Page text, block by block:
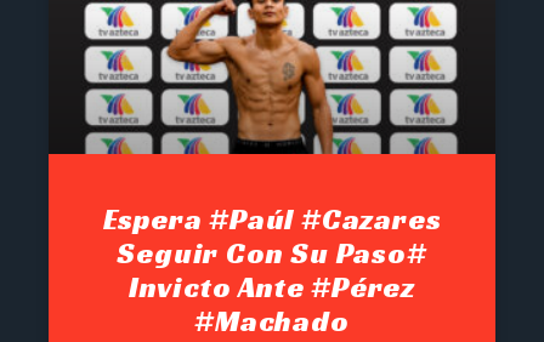
Espera #Paúl #Cazares
Seguir Con Su Paso#
Invicto Ante #Pérez
#Machado